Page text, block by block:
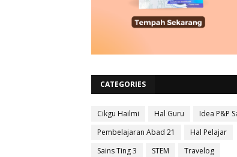
CATEGORIES
Cikgu Hailmi Hal Guru
Idea P&P
Pembelajaran Abad 21
Hal Pelajar
Sains Ting 3
STEM
Travelog